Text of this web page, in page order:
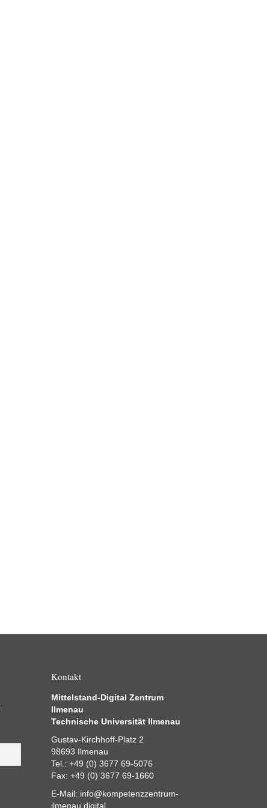
Kontakt
Mittelstand-Digital Zentrum
Ilmenau
Technische Universität Ilmenau
Gustav-Kirchhoff-Platz 2
98693 Ilmenau
Tel.: +49 (0) 3677 69-5076
Fax: +49 (0) 3677 69-1660
E-Mail: info@kompetenzzentrum-
ilmenau.digital